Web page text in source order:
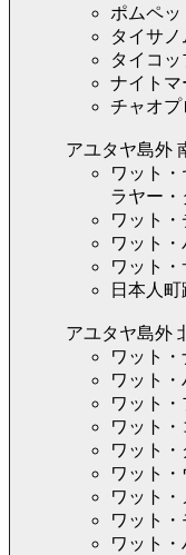
ポムペ
タイサノ
タイコッ
ナイトマ
チャオプ
アユタヤ島外
ワット
ラヤー・
ワット
ワット
ワット
日本人町
アユタヤ島外
ワット
ワット・
ワット
ワット
ワット
ワット
ワット
ワット
ワット・